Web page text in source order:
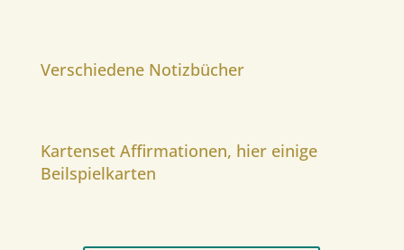
Verschiedene Notizbücher
Kartenset Affirmationen, hier einige
Beilspielkarten